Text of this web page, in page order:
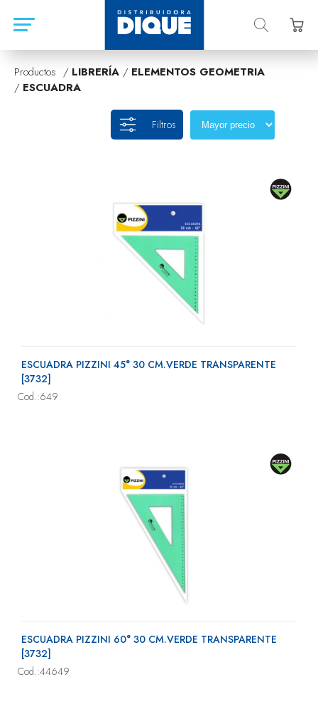
Productos / LIBRERÍA / ELEMENTOS GEOMETRIA
/ ESCUADRA
Filtros
ESCUADRA PIZZINI 45° 30 CM.VERDE TRANSPARENTE
[3732]
Cod.:649
ESCUADRA PIZZINI 60° 30 CM.VERDE TRANSPARENTE
[3732]
Cod.:44649